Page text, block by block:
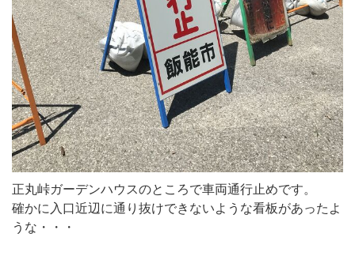
正丸峠ガーデンハウスのところで車両通行止めです。
確かに入口近辺に通り抜けできないような看板があったよ
うな・・・